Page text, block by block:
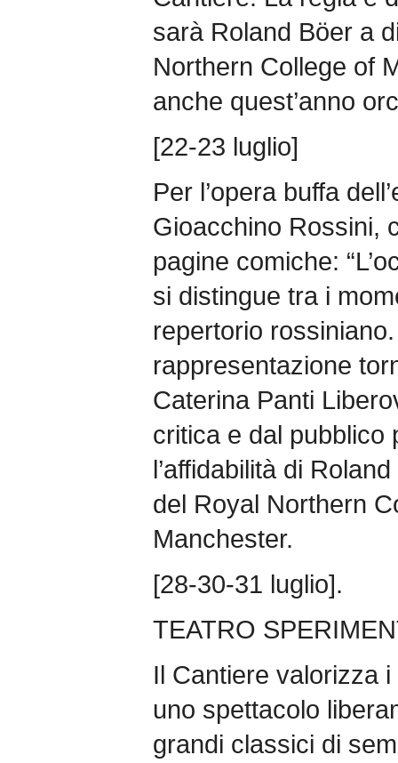
sarà Roland Böer a
Northern College of
anche quest’anno
[22-23 luglio]
Per l’opera buffa
Gioacchino Rossini,
pagine comiche:
si distingue tra i
repertorio
rappresentazione
Caterina Panti
critica e dal pubblico
l’affidabilità di
del Royal Northern
Manchester.
[28-30-31 luglio].
TEATRO
Il Cantiere valorizza
uno spettacolo
grandi classici di